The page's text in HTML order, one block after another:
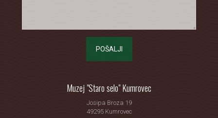
POŠALJI
Muzej "Staro selo" Kumrovec
Josipa Broza 19
49295 Kumrovec